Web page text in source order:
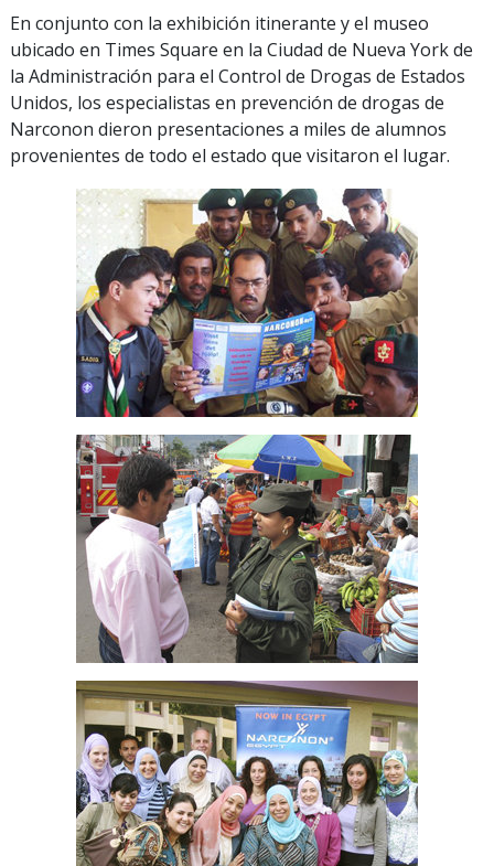
En conjunto con la exhibición itinerante y el museo
ubicado en Times Square en la Ciudad de Nueva York de
la Administración para el Control de Drogas de Estados
Unidos, los especialistas en prevención de drogas de
Narconon dieron presentaciones a miles de alumnos
provenientes de todo el estado que visitaron el lugar.